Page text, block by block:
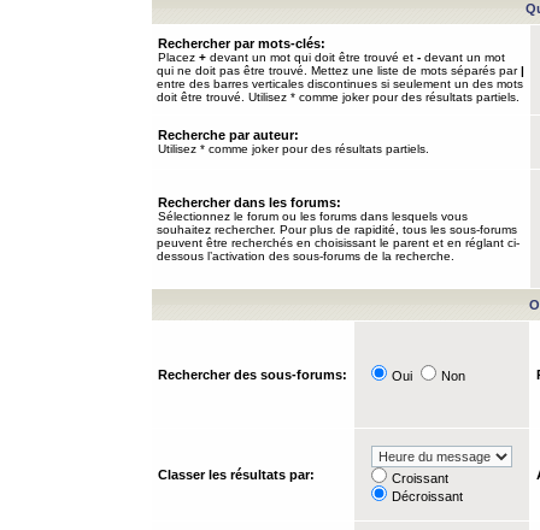
Rechercher par mots-clés:
Placez + devant un mot qui doit être trouvé et - devant un mot
qui ne doit pas être trouvé. Mettez une liste de mots séparés par|
entre des barres verticales discontinues si seulement un des mots
doit être trouvé. Utilisez * comme joker pour des résultats partiels.
Recherche par auteur:
Utilisez * comme joker pour des résultats partiels.
Rechercher dans les forums:
Sélectionnez le forum ou les forums dans lesquels vous
souhaitez rechercher. Pour plus de rapidité, tous les sous-forums
peuvent être recherchés en choisissant le parent et en réglant ci-
dessous l’activation des sous-forums de la recherche.
Rechercher des sous-forums: Oui Non
Classer les résultats par:
Croissant
Décroissant